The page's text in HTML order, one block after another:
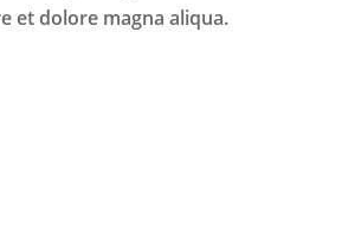
et dolore magna aliqua.